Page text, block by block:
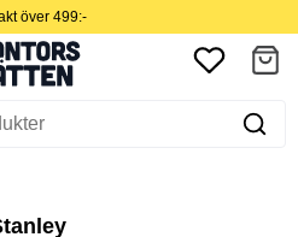
över 499:-